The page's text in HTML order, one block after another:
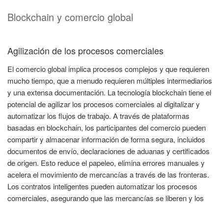
Blockchain y comercio global
Agilización de los procesos comerciales
El comercio global implica procesos complejos y que requieren
mucho tiempo, que a menudo requieren múltiples intermediarios
y una extensa documentación. La tecnología blockchain tiene el
potencial de agilizar los procesos comerciales al digitalizar y
automatizar los flujos de trabajo. A través de plataformas
basadas en blockchain, los participantes del comercio pueden
compartir y almacenar información de forma segura, incluidos
documentos de envío, declaraciones de aduanas y certificados
de origen. Esto reduce el papeleo, elimina errores manuales y
acelera el movimiento de mercancías a través de las fronteras.
Los contratos inteligentes pueden automatizar los procesos
comerciales, asegurando que las mercancías se liberen y los